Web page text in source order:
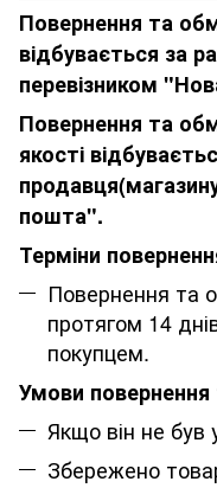
Повернення та
відбувається за
перевізником
Повернення та
якості
пошта".
Терміни
Повернення та
протягом 14
покупцем.
Умови повернення
Якщо він не був
Збережено